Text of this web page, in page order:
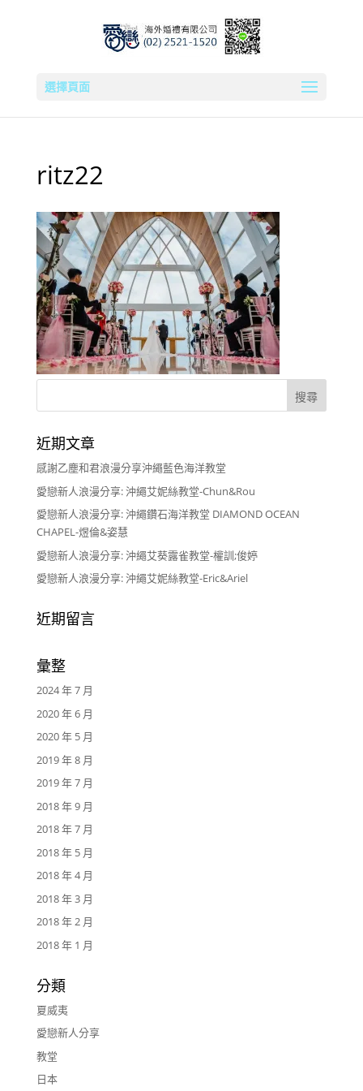
選擇頁面
ritz22
近期文章
感謝乙塵和君浪漫分享沖繩藍色海洋教堂
愛戀新人浪漫分享: 沖繩艾妮絲教堂-Chun&Rou
愛戀新人浪漫分享: 沖繩鑽石海洋教堂 DIAMOND OCEAN
CHAPEL-煜倫&姿慧
愛戀新人浪漫分享: 沖繩艾葵露雀教堂-權訓;俊婷
愛戀新人浪漫分享: 沖繩艾妮絲教堂-Eric&Ariel
近期留言
彙整
2024 年 7 月
2020 年 6 月
2020 年 5 月
2019 年 8 月
2019 年 7 月
2018 年 9 月
2018 年 7 月
2018 年 5 月
2018 年 4 月
2018 年 3 月
2018 年 2 月
2018 年 1 月
分類
夏威夷
愛戀新人分享
教堂
日本